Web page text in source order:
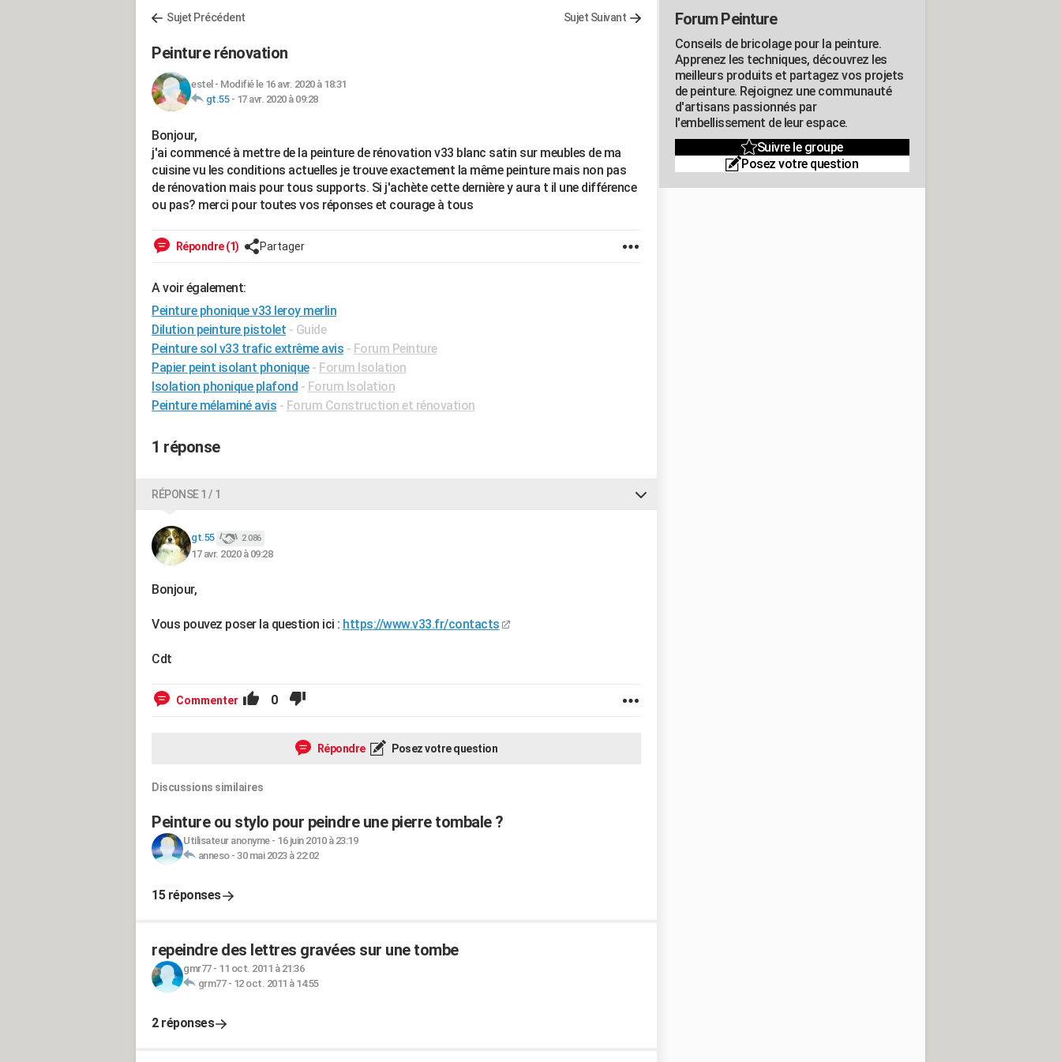
Sujet Précédent Sujet Suivant
Peinture rénovation
estel - Modifié le 16 avr. 2020 à 18:31
gt.55- 17 avr. 2020 à 09:28
Bonjour,
j'ai commencé à mettre de la peinture de rénovation v33 blanc satin sur meubles de ma
cuisine vu les conditions actuelles je trouve exactement la même peinture mais non pas
de rénovation mais pour tous supports. Si j'achète cette dernière y aura t il une différence
ou pas? merci pour toutes vos réponses et courage à tous
Répondre (1) Partager
A voir également:
Peinture phonique v33 leroy merlin
Dilution peinture pistolet - Guide
Peinture sol v33 trafic extrême avis - Forum Peinture
Papier peint isolant phonique - Forum Isolation
Isolation phonique plafond - Forum Isolation
Peinture mélaminé avis - Forum Construction et rénovation
1 réponse
RÉPONSE 1 / 1
gt.55 2 086
17 avr. 2020 à 09:28
Bonjour,
Vous pouvez poser la question ici : https://www.v33.fr/contacts
Cdt
Commenter 0
Répondre Posez votre question
Discussions similaires
Peinture ou stylo pour peindre une pierre tombale ?
Utilisateur anonyme- 16 juin 2010 à 23:19
anneso- 30 mai 2023 à 22:02
15 réponses
repeindre des lettres gravées sur une tombe
gmr77- 11 oct. 2011 à 21:36
grm77- 12 oct. 2011 à 14:55
2 réponses
Forum Peinture
Conseils de bricolage pour la peinture.
Apprenez les techniques, découvrez les
meilleurs produits et partagez vos projets
de peinture. Rejoignez une communauté
d'artisans passionnés par
l'embellissement de leur espace.
Suivre le groupe
Posez votre question